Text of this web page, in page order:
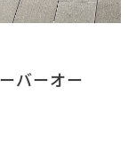
バーオー